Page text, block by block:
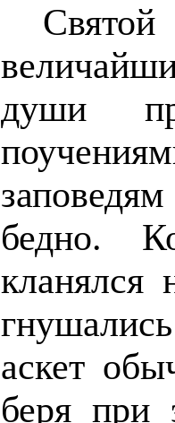
души
бедно.
кланялся
аскет
беря при